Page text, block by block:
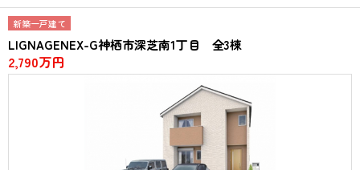
新築一戸建て
LIGNAGENEX-G神栖市深芝南1丁目 全3棟
2,790万円